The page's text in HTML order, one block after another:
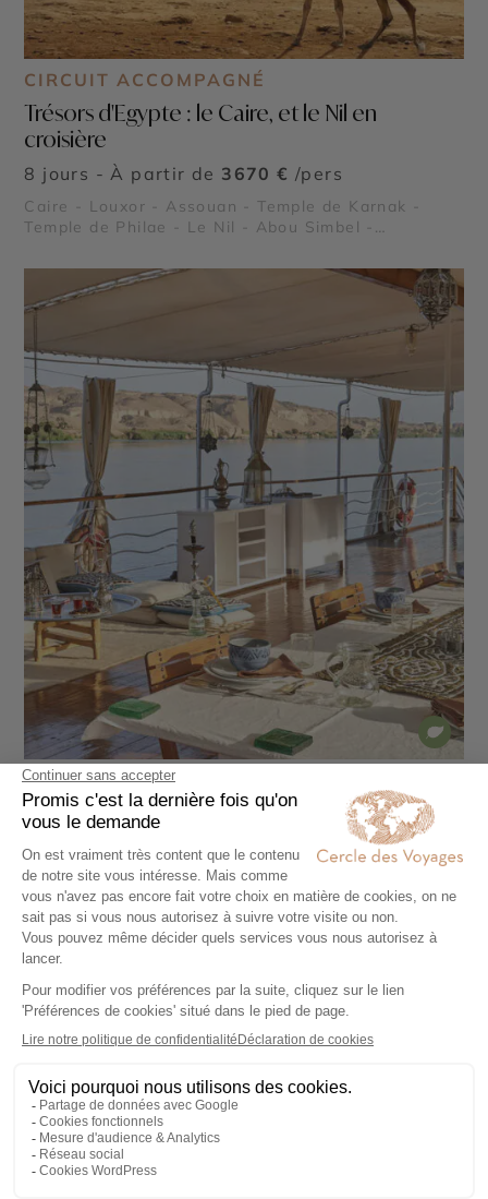
CIRCUIT ACCOMPAGNÉ
Trésors d'Egypte : le Caire, et le Nil en
croisière
8 jours - À partir de 3670 € /pers
Caire - Louxor - Assouan - Temple de Karnak -
Temple de Philae - Le Nil - Abou Simbel -
Vallée des Reines
CIRCUIT PRIVÉ
Privatisation d'une dahabieh en famille ou
8 jours - À partir de3800 €
Louxor - Assouan - Le Nil - Abou Simbel - Vallée
des Reines - Temple de Karnak - Temple de Philae -
Vallée des Rois